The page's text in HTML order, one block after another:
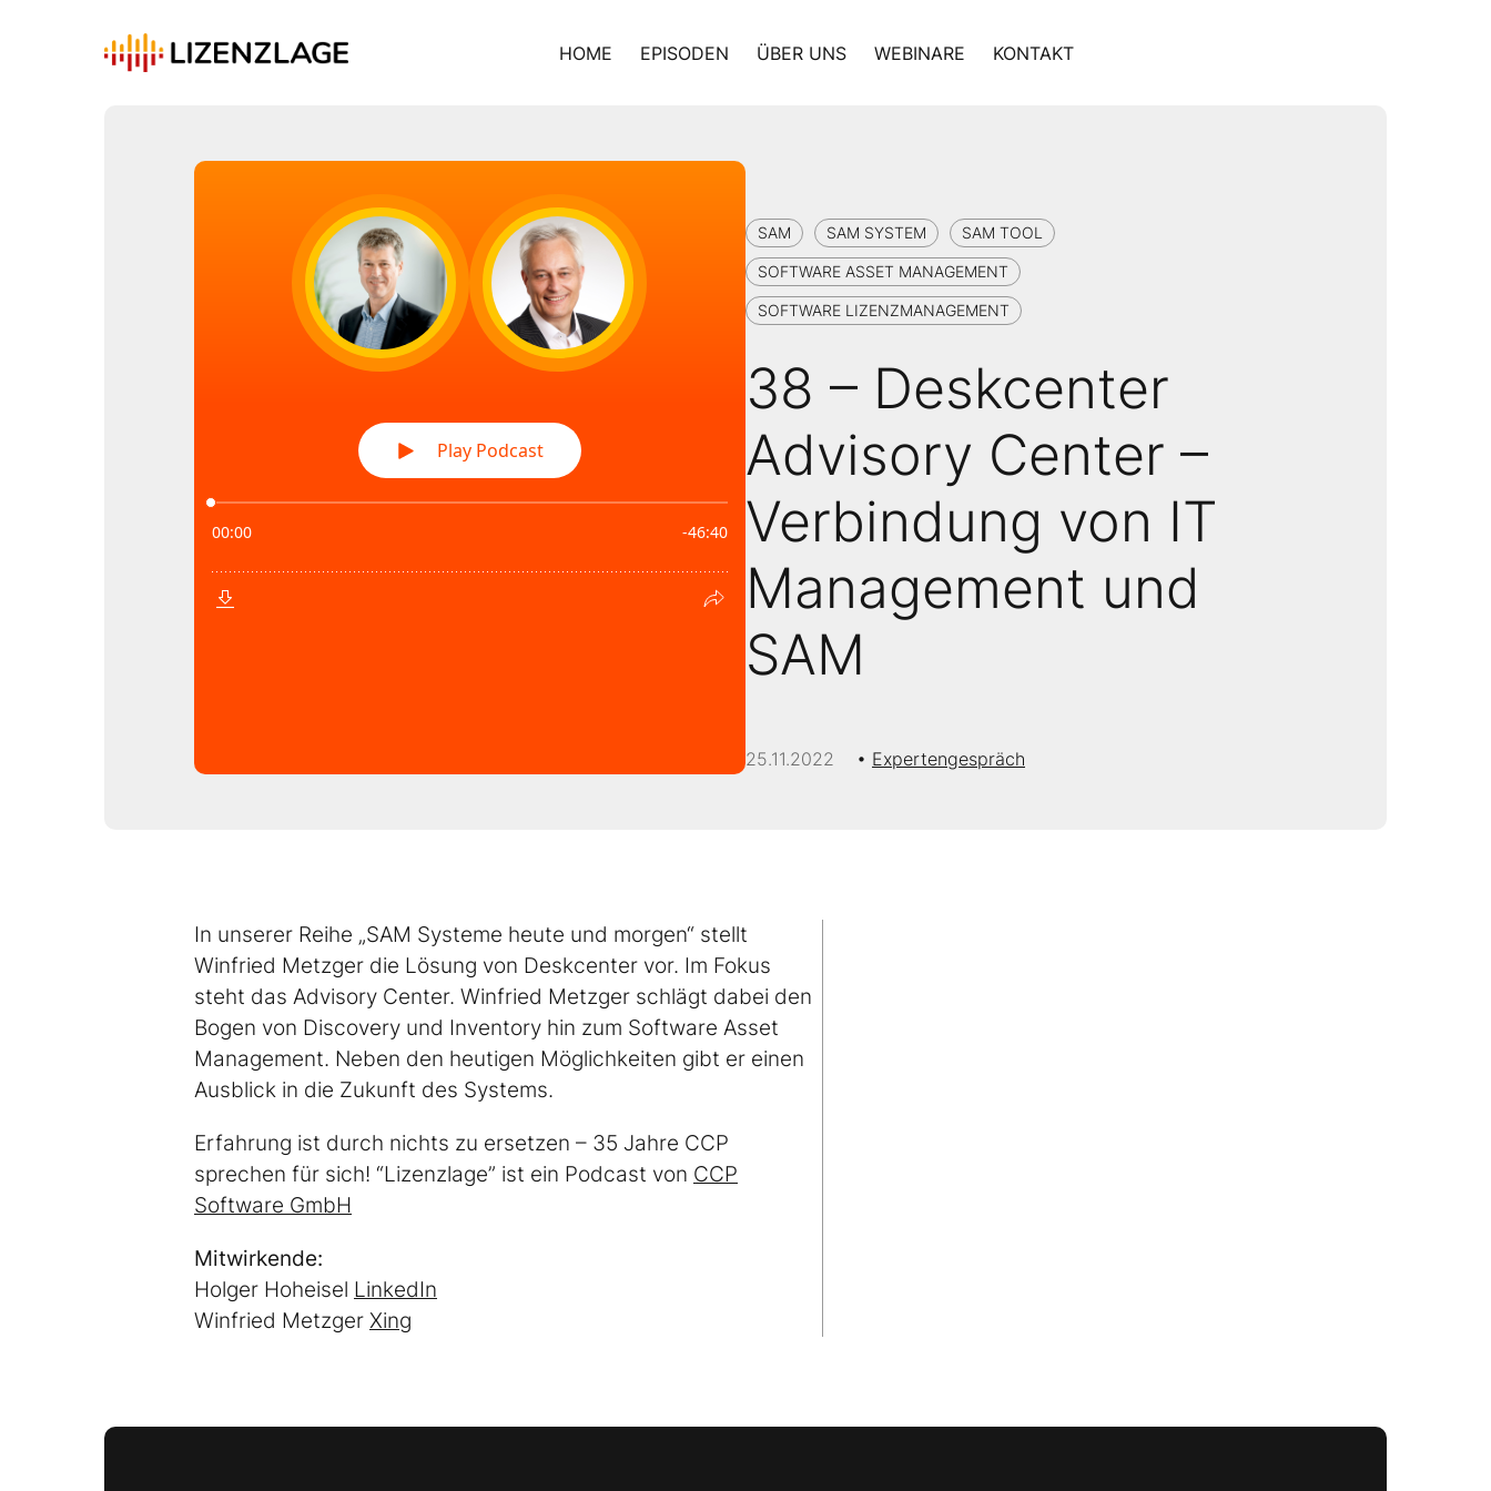
HOME EPISODEN ÜBER UNS WEBINARE KONTAKT
SAM SAM SYSTEM SAM TOOL
SOFTWARE ASSET MANAGEMENT
SOFTWARE LIZENZMANAGEMENT
38 – Deskcenter
Advisory Center –
Verbindung von IT
Management und
SAM
25.11.2022 Expertengespräch
In unserer Reihe „SAM Systeme heute und morgen“ stellt
Winfried Metzger die Lösung von Deskcenter vor. Im Fokus
steht das Advisory Center. Winfried Metzger schlägt dabei den
Bogen von Discovery und Inventory hin zum Software Asset
Management. Neben den heutigen Möglichkeiten gibt er einen
Ausblick in die Zukunft des Systems.
Erfahrung ist durch nichts zu ersetzen – 35 Jahre CCP
sprechen für sich! “Lizenzlage” ist ein Podcast von CCP
Software GmbH
Mitwirkende:
Holger Hoheisel LinkedIn
Winfried Metzger Xing